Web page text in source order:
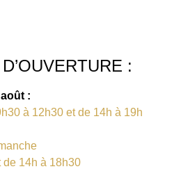
:
:
à 12h30 et de 14h à 19h
de 14h à 18h30